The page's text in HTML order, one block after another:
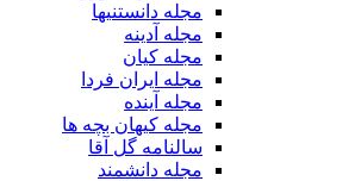
مجله دانستنیها
مجله آدینه
مجله کیان
مجله ایران فردا
مجله آینده
مجله کیهان بچه ها
سالنامه گل آقا
مجله دانشمند